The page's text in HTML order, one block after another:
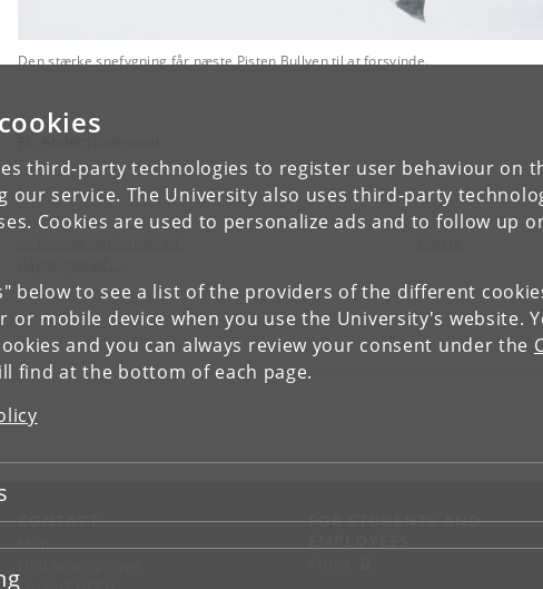
third-party technologies to register user behaviour on
our service. The University also uses third-party
Cookies are used to personalize ads and to follow up
below to see a list of the providers of the different
or mobile device when you use the University's website.
and you can always review your consent under the
find at the bottom of each page.
Den stærke snefygning får næste Pisten Bullyen til at forsvinde.
CONTACT
Map
FOR STUDENTS AND